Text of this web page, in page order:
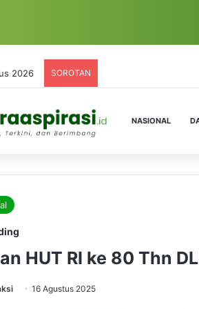
2026 SOROTAN
NASIONAL
HUT RI ke 80 Thn
16 Agustus 2025